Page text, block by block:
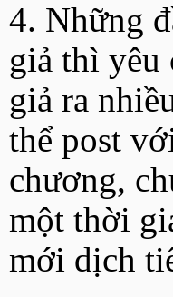
4. Những
giả thì yêu
giả ra
thể post
chương,
một thời
mới dịch